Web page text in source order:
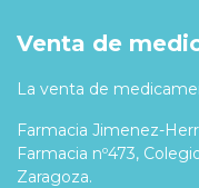
Venta de
La venta de
Farmacia Jimenez-
Farmacia nº473,
Zaragoza.